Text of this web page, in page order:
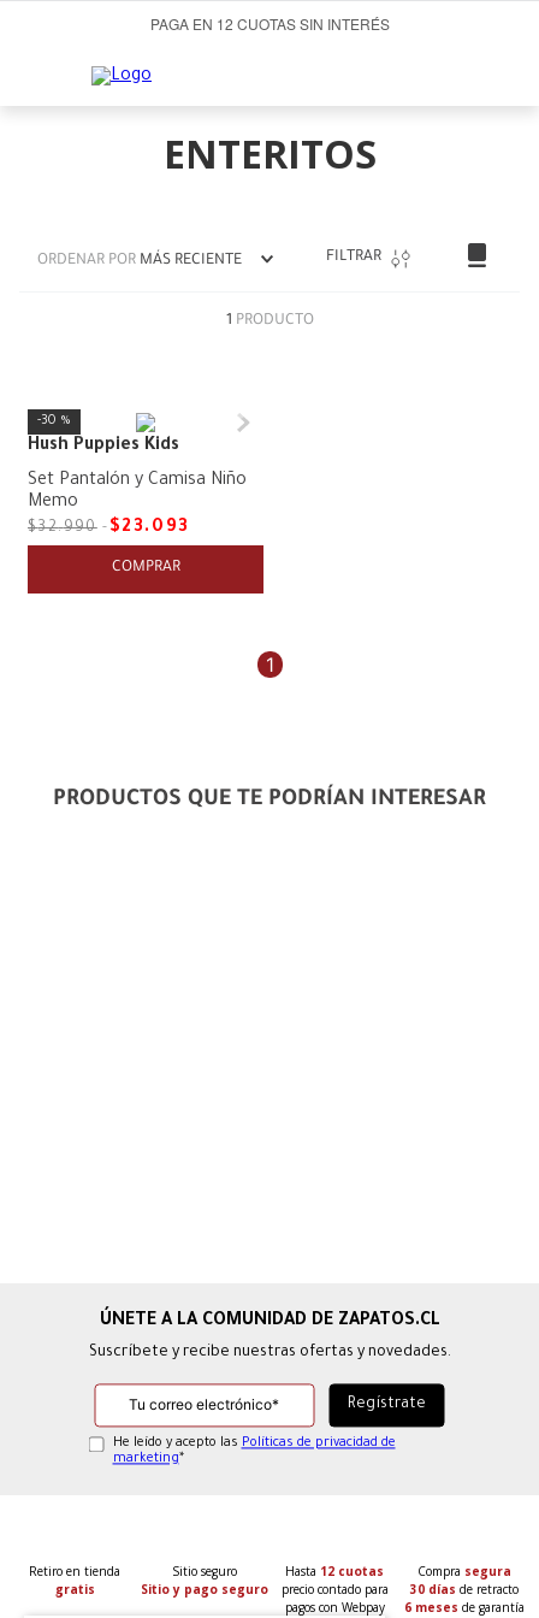
PAGA EN 12 CUOTAS SIN INTERÉS
ENTERITOS
ORDENAR POR MÁS RECIENTE FILTRAR
1 PRODUCTO
30 %
Hush Puppies Kids
Set Pantalón y Camisa Niño
Memo
$32.990 $23. 093
COMPRAR
1
PRODUCTOS QUE TE PODRÍAN INTERESAR
Suscríbete y recibe nuestras ofertas y novedades.
He leído y acepto las Políticas de privacidad de
marketing*
Retiro en tienda
gratis
Sitio seguro
Sitio y pago seguro
Hasta 12 cuotas
precio contado para
pagos con Webpay
Compra segura
30 días de retracto
6 meses de garantía